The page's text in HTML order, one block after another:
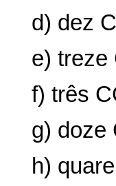
d) dez
e) treze
f) três
g) doze
h)